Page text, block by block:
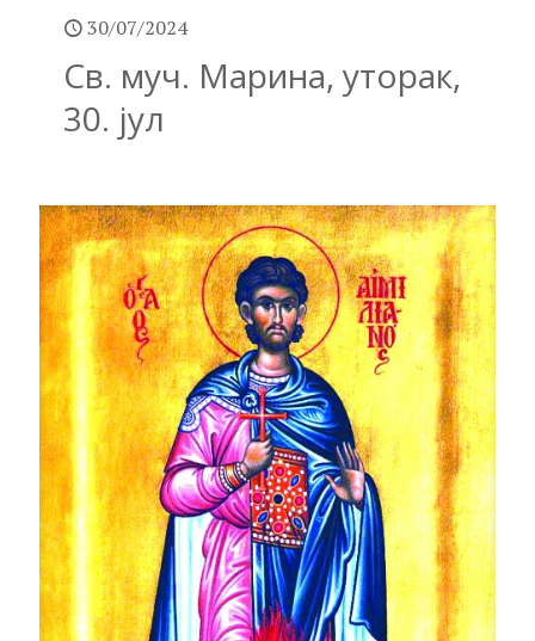
30/07/2024
Св. муч. Марина, уторак,
30. јул